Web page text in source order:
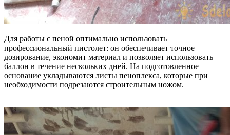
Для работы с пеной оптимально использовать
профессиональный пистолет: он обеспечивает точное
дозирование, экономит материал и позволяет использовать
баллон в течение нескольких дней. На подготовленное
основание укладываются листы пеноплекса, которые при
необходимости подрезаются строительным ножом.